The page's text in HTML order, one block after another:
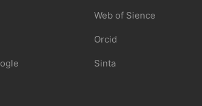
Web of Sience
Orcid
Sinta